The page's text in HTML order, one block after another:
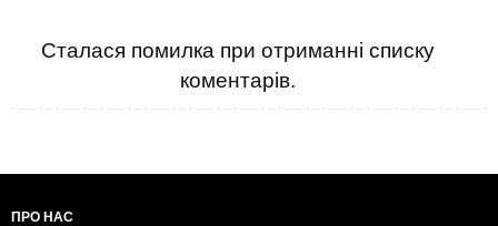
Сталася помилка при отриманні списку
коментарів.
ПРО НАС